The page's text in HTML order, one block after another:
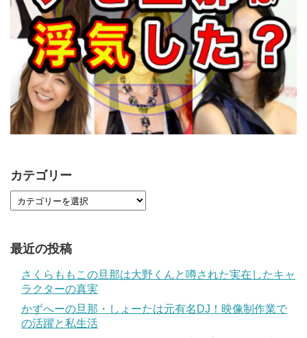
カテゴリー
最近の投稿
さくらももこの旦那は大野くんと噂された実在したキャ
ラクターの真実
かずへーの旦那・しょーたは元有名DJ！映像制作業で
の活躍と私生活